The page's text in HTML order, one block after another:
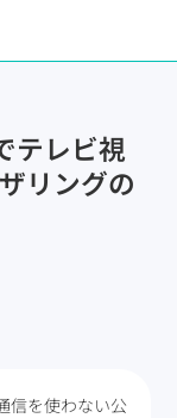
テレビ視
リングの
信を使わない公